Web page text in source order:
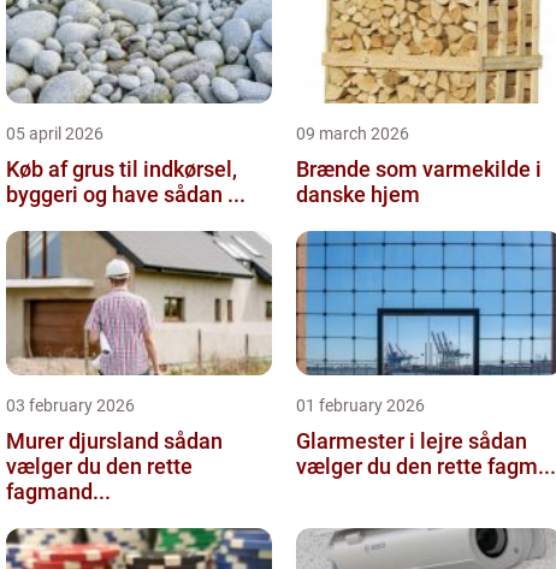
05 april 2026
Køb af grus til indkørsel,
byggeri og have sådan ...
09 march 2026
Brænde som varmekilde i
danske hjem
03 february 2026
Murer djursland sådan
vælger du den rette
fagmand...
01 february 2026
Glarmester i lejre sådan
vælger du den rette fagm...